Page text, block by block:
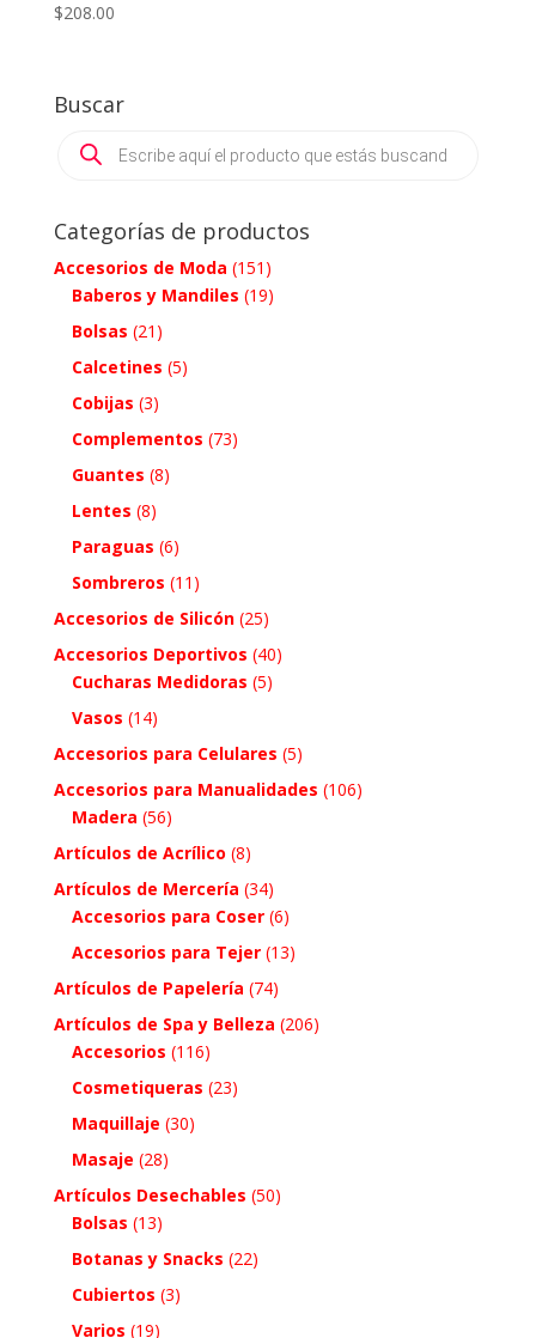
$208.00
Buscar
search
Categorías de productos
Accesorios de Moda (151)
Baberos y Mandiles (19)
Bolsas (21)
Calcetines (5)
Cobijas (3)
Complementos (73)
Guantes (8)
Lentes (8)
Paraguas (6)
Sombreros (11)
Accesorios de Silicón (25)
Accesorios Deportivos (40)
Cucharas Medidoras (5)
Vasos (14)
Accesorios para Celulares (5)
Accesorios para Manualidades (106)
Madera (56)
Artículos de Acrílico (8)
Artículos de Mercería (34)
Accesorios para Coser (6)
Accesorios para Tejer (13)
Artículos de Papelería (74)
Artículos de Spa y Belleza (206)
Accesorios (116)
Cosmetiqueras (23)
Maquillaje (30)
Masaje (28)
Artículos Desechables (50)
Bolsas (13)
Botanas y Snacks (22)
Cubiertos (3)
Varios (19)